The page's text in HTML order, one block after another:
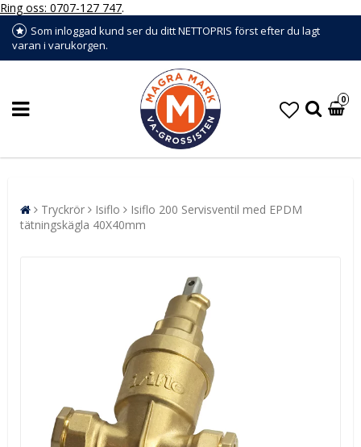
Ring oss: 0707-127 747.
Som inloggad kund ser du ditt NETTOPRIS först efter du lagt
varan i varukorgen.
0
Tryckrör Isiflo
Isiflo 200 Servisventil med EPDM
tätningskägla 40X40mm